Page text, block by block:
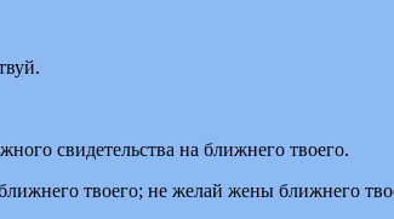
свидетельства на ближнего твоего.
твоего; не желай жены ближнего